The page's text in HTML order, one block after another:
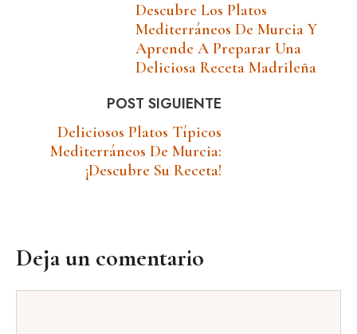
Descubre Los Platos
Mediterráneos De Murcia Y
Aprende A Preparar Una
Deliciosa Receta Madrileña
POST SIGUIENTE
Deliciosos Platos Típicos
Mediterráneos De Murcia:
¡Descubre Su Receta!
Deja un comentario